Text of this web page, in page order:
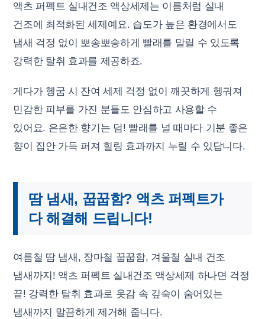
액츠 퍼펙트 실내건조 액상세제는 이름처럼 실내
건조에 최적화된 세제예요. 습도가 높은 환경에서도
냄새 걱정 없이 뽀송뽀송하게 빨래를 말릴 수 있도록
강력한 탈취 효과를 제공하죠.
게다가 헹굼 시 잔여 세제 걱정 없이 깨끗하게 헹궈져
민감한 피부를 가진 분들도 안심하고 사용할 수
있어요. 은은한 향기는 덤! 빨래를 널 때마다 기분 좋은
향이 집안 가득 퍼져 힐링 효과까지 누릴 수 있답니다.
땀 냄새, 꿉꿉함? 액츠 퍼펙트가
다 해결해 드립니다!
여름철 땀 냄새, 장마철 꿉꿉함, 겨울철 실내 건조
냄새까지! 액츠 퍼펙트 실내건조 액상세제 하나면 걱정
끝! 강력한 탈취 효과로 옷감 속 깊숙이 숨어있는
냄새까지 말끔하게 제거해 줍니다.